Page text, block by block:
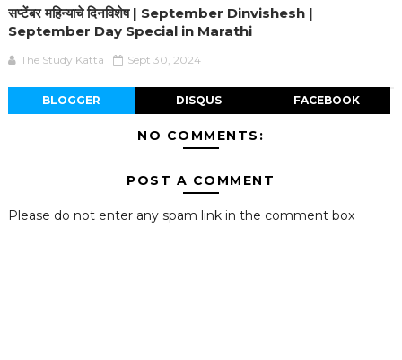
सप्टेंबर महिन्याचे दिनविशेष | September Dinvishesh |
September Day Special in Marathi
The Study Katta Sept 30, 2024
BLOGGER DISQUS FACEBOOK
NO COMMENTS:
POST A COMMENT
Please do not enter any spam link in the comment box